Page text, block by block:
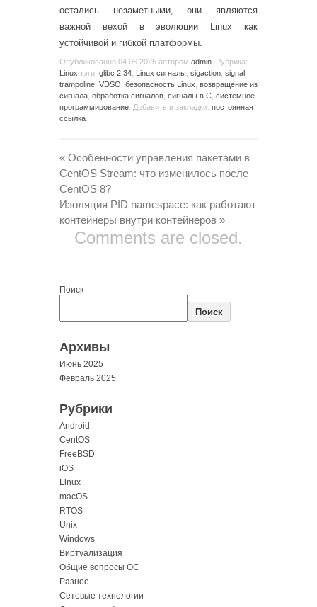
остались незаметными, они являются
важной вехой в эволюции Linux как
устойчивой и гибкой платформы.
Опубликованно 04.06.2025 автором admin . Рубрика:
Linux тэги: glibc 2.34 Linux сигналы sigaction signal
trampoline VDSO безопасность Linux возвращение из
сигнала обработка сигналов сигналы в C системное
программирование . Добавить в закладки: постоянная
ссылка
« Особенности управления пакетами в
CentOS Stream: что изменилось после
CentOS 8?
Изоляция PID namespace: как работают
контейнеры внутри контейнеров »
Comments are closed.
Поиск
Поиск
Архивы
Июнь 2025
Февраль 2025
Рубрики
Android
CentOS
FreeBSD
iOS
Linux
macOS
RTOS
Unix
Windows
Виртуализация
Общие вопросы ОС
Разное
Сетевые технологии